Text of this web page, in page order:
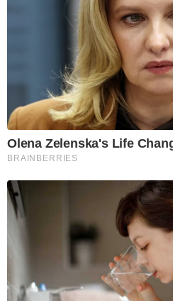
Olena Zelenska's Life
BRAINBERRIES